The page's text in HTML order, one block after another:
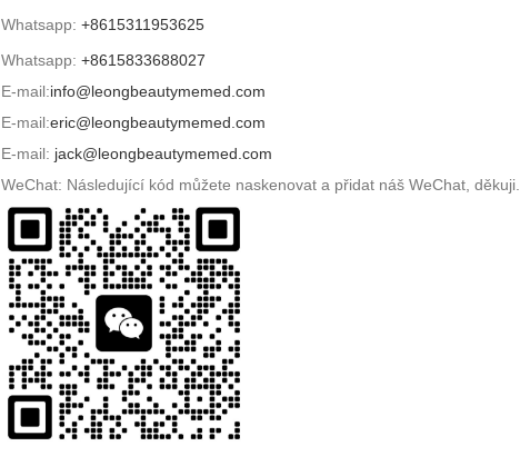
Whatsapp: +8615311953625
Whatsapp: +8615833688027
E-mail:info@leongbeautymemed.com
E-mail:eric@leongbeautymemed.com
E-mail: jack@leongbeautymemed.com
WeChat: Následující kód můžete naskenovat a přidat náš WeChat, děkuji.